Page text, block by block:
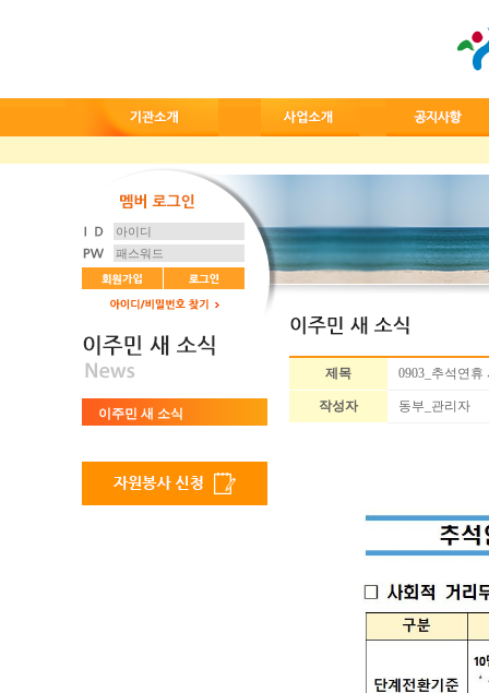
이주민 새 소식
제목 0903_추석연
작성자 동부_관리자